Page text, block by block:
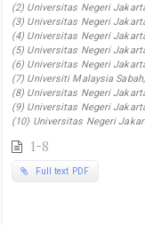
(2) Universitas Negeri
(3) Universitas Negeri
(4) Universitas Negeri
(5) Universitas Negeri
(6) Universitas Negeri
(7) Universiti Malaysia Sabah,
(8) Universitas Negeri
(9) Universitas Negeri
(10) Universitas Negeri
1-8
Full text PDF